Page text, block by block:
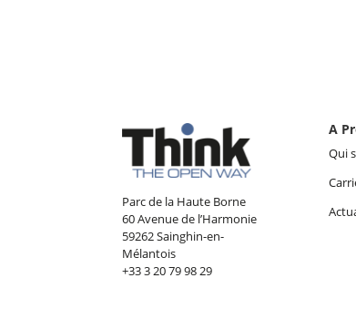
Parc de la Haute Borne
60 Avenue de l’Harmonie
59262 Sainghin-en-
Mélantois
+33 3 20 79 98 29
A
Qui